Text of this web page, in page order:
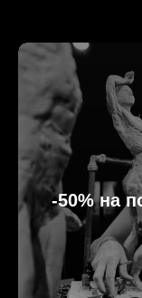
-50% на